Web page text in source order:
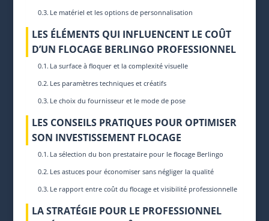
Le matériel et les options de personnalisation
LES ÉLÉMENTS QUI INFLUENCENT LE COÛT
D’UN FLOCAGE BERLINGO PROFESSIONNEL
La surface à floquer et la complexité visuelle
Les paramètres techniques et créatifs
Le choix du fournisseur et le mode de pose
LES CONSEILS PRATIQUES POUR OPTIMISER
SON INVESTISSEMENT FLOCAGE
La sélection du bon prestataire pour le flocage Berlingo
Les astuces pour économiser sans négliger la qualité
Le rapport entre coût du flocage et visibilité professionnelle
LA STRATÉGIE POUR LE PROFESSIONNEL